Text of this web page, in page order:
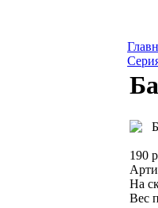
190
На
Вес